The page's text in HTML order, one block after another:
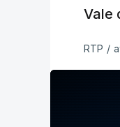
Vale
RTP /